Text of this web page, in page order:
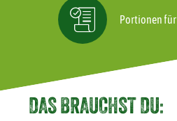
Portionen für
DAS BRAUCHST DU: